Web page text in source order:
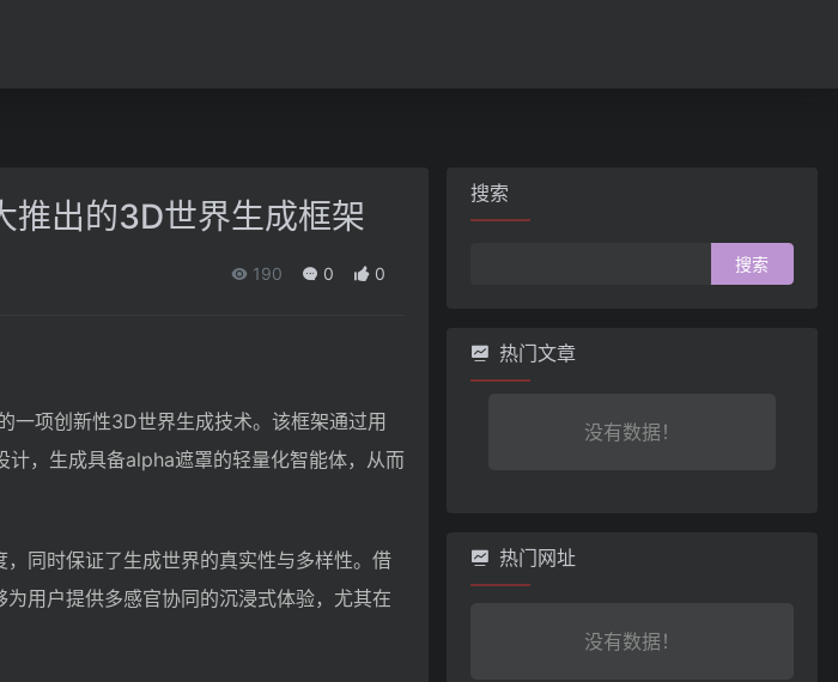
推出的3D世界生成框架
190 0 0
一项创新性3D世界生成技术。该框架通过用
，生成具备alpha遮罩的轻量化智能体，从而
同时保证了生成世界的真实性与多样性。借
用户提供多感官协同的沉浸式体验，尤其在
搜索
热门文章
没有数据！
热门网址
没有数据！